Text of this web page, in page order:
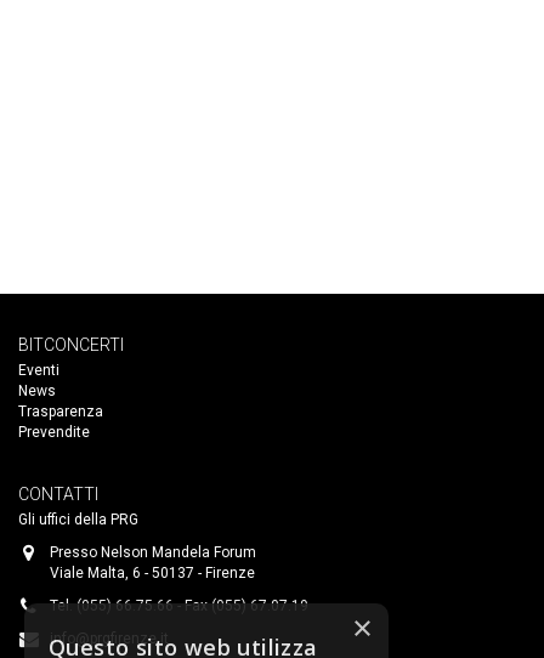
BITCONCERTI
Eventi
News
Trasparenza
Prevendite
CONTATTI
Gli uffici della PRG
Presso Nelson Mandela Forum
Viale Malta, 6 - 50137 - Firenze
Tel. (055) 66.75.66 - Fax (055) 67.07.19
info@prgfirenze.it
×
Questo sito web utilizza